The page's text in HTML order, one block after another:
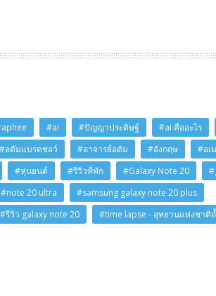
#ai #ปัญญาประดิษฐ์ #ai คืออะไร
#อดัมแบรดชอว์ #อาจารย์อดัม #อังกฤษ
#อเ
#หุ่นยนต์ #รีวิวที่พัก #Galaxy Note 20
#note 20 ultra
#samsung galaxy note 20 plus
#รีวิว galaxy note 20
#time lapse - อุทยานแห่งชาติถ้